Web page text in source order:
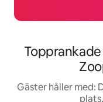
Gäster håller med: